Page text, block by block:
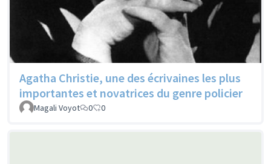
Agatha Christie, une des écrivaines les plus
importantes et novatrices du genre policier
Magali Voyot 0 0